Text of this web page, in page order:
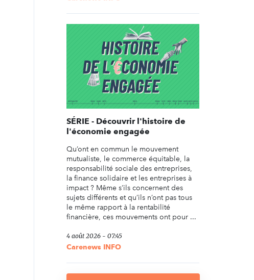
SÉRIE - Découvrir l'histoire de
l'économie engagée
Qu’ont en commun le mouvement
mutualiste, le commerce équitable, la
responsabilité sociale des entreprises,
la finance solidaire et les entreprises à
impact ? Même s’ils concernent des
sujets différents et qu’ils n’ont pas tous
le même rapport à la rentabilité
financière, ces mouvements ont pour ...
4 août 2026 - 07:45
Carenews INFO